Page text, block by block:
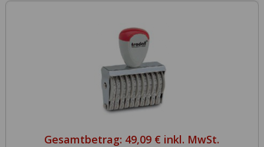
Gesamtbetrag: 49,09 € inkl. MwSt.